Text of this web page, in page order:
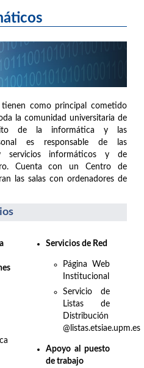
tienen como principal cometido
la comunidad universitaria de
de la informática y las
es responsable de las
servicios informáticos y de
Cuenta con un Centro de
las salas con ordenadores de
Servicios de Red
Página Web
Institucional
Servicio de
Listas de
Distribución
@listas.etsiae.upm.es
Apoyo al puesto
de trabajo